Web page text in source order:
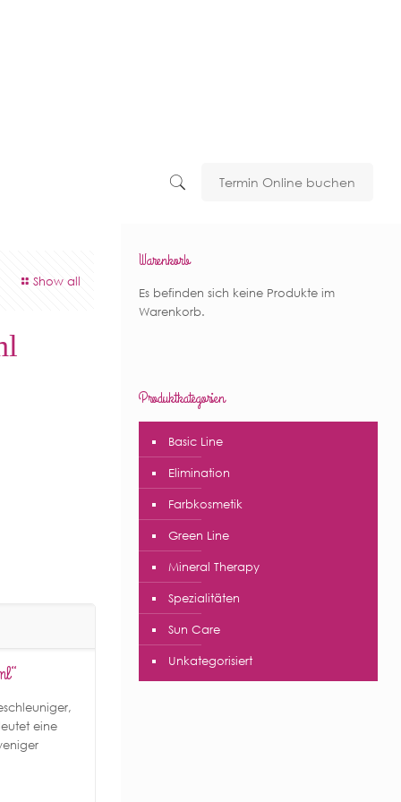
Termin Online buchen
Show all
eine
Warenkorb
Es befinden sich keine Produkte im
Warenkorb.
Produktkategorien
Basic Line
Elimination
Farbkosmetik
Green Line
Mineral Therapy
Spezialitäten
Sun Care
Unkategorisiert